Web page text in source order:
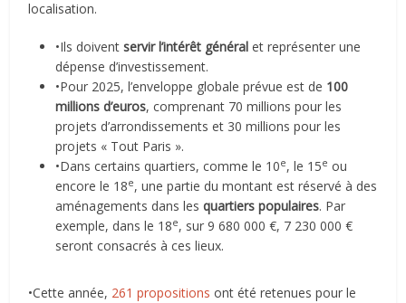
localisation.
•Ils doiventservir l’intérêt généralet représenter une
dépense d’investissement.
•Pour 2025, l’enveloppe globale prévue est de 100
millions d’euros, comprenant 70 millions pour les
projets d’arrondissements et 30 millions pour les
projets « Tout Paris ».
•Dans certains quartiers, comme le 10e, le 15e ou
encore le 18e, une partie du montant est réservé à des
aménagements dans lesquartiers populaires. Par
exemple, dans le 18e, sur 9 680 000 €, 7 230 000 €
seront consacrés à ces lieux.
•Cette année, 261 propositions ont été retenues pour le